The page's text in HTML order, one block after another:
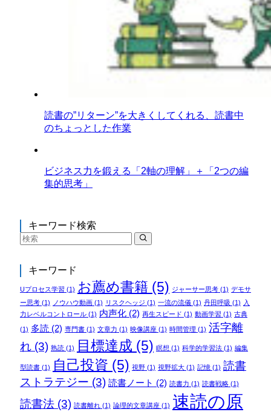
読書の”リターン”を大きくしてくれる、読書中
のちょっとした作業
ビジネス力を鍛える「2軸の理解」＋「2つの編
集的思考」
キーワード検索
キーワード
Uプロセス学習 (1) お薦め書籍 (5) ジャーサー思考(1) デモサ
ー思考(1) ノウハウ動画(1) リスクヘッジ (1) 一流の流儀(1) 丹田呼吸 (1) 入
力レベルコントロール(1) 内声化(2) 再生スピード (1) 動画学習 (1) 古典
(1) 多読 (2) 専門書(1) 文章力 (1) 映像講座(1) 時間管理 (1) 活字離
れ(3) 熟読(1) 目標達成 (5) 瞑想 (1) 科学的学習法(1) 編集
型読書(1) 自己投資 (5) 視野(1) 視野拡大(1) 記憶(1) 読書
ストラテジー (3) 読書ノート (2) 読書力 (1) 読書戦略(1)
読書法(3) 読書離れ(1) 論理的文章講座(1) 速読の原